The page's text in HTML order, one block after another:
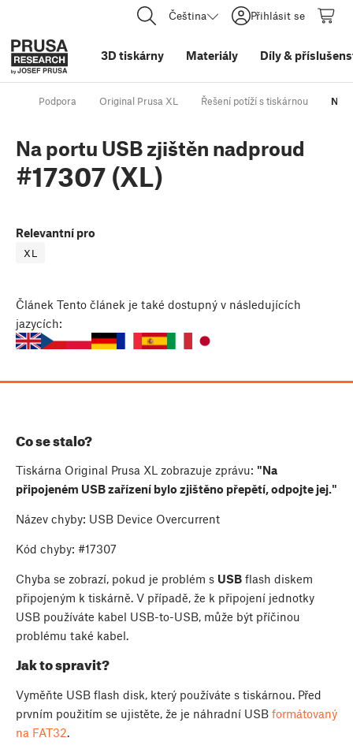
Čeština Přihlásit se
3D tiskárny Materiály Díly&
Podpora Original Prusa XL Řešení potíží s tiskárnou Na
Na portu USB zjištěn nadproud
#17307 (XL)
Relevantní pro
XL
Článek Tento článek je také dostupný v následujících
jazycích:
Co se stalo?
Tiskárna Original Prusa XL zobrazuje zprávu: "Na
připojeném USB zařízení bylo zjištěno přepětí, odpojte jej."
Název chyby: USB Device Overcurrent
Kód chyby: #17307
Chyba se zobrazí, pokud je problém s USB flash diskem
připojeným k tiskárně. V případě, že k připojení jednotky
USB používáte kabel USB-to-USB, může být příčinou
problému také kabel.
Jak to spravit?
Vyměňte USB flash disk, který používáte s tiskárnou. Před
prvním použitím se ujistěte, že je náhradní USB formátovaný
na FAT32.